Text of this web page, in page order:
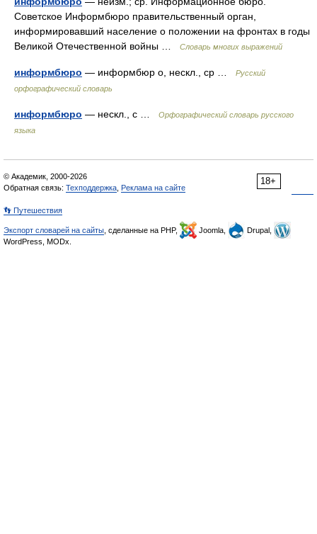
Советское Информбюро правительственный орган,
информировавший население о положении на фронтах в годы
Великой Отечественной войны …
Словарь многих выражений
информбюро — информбюр о, нескл., ср …
Русский
орфографический словарь
информбюро — нескл., с …
Орфографический словарь русского
языка
18+
© Академик, 2000-2026
Обратная связь: Техподдержка Реклама на сайте
👣 Путешествия
Экспорт словарей на сайты , сделанные на PHP, Joomla,
Drupal,
WordPress, MODx.